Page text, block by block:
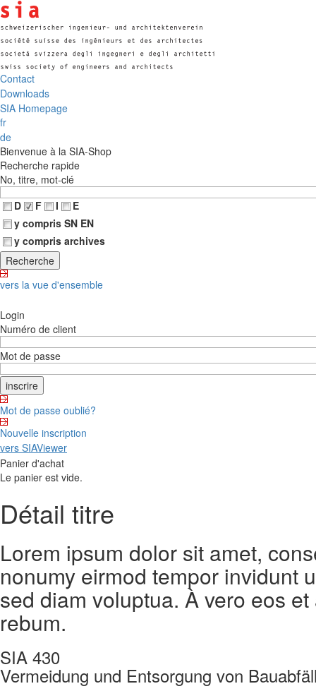
Contact
Downloads
SIA Homepage
fr
de
Bienvenue à la SIA-Shop
Recherche rapide
No, titre, mot-clé
D
F I
E
y compris SN EN
y compris archives
vers la vue d'ensemble
Login
Numéro de client
Mot de passe
Mot de passe oublié?
Nouvelle inscription
vers SIAViewer
Panier d'achat
Le panier est vide.
Détail titre
Lorem ipsum dolor sit amet,
nonumy eirmod tempor invidunt
sed diam voluptua. À vero eos
rebum.
SIA 430
Vermeidung und Entsorgung von